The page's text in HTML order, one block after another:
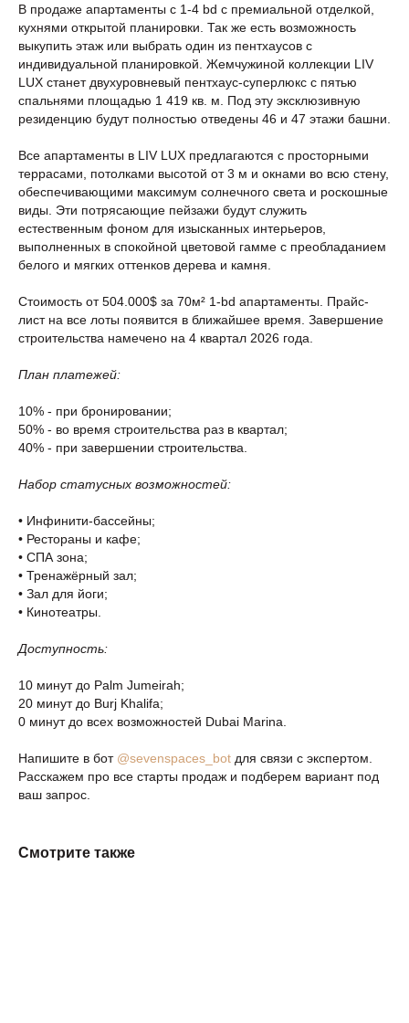
В продаже апартаменты с 1-4 bd с премиальной отделкой,
кухнями открытой планировки. Так же есть возможность
выкупить этаж или выбрать один из пентхаусов с
индивидуальной планировкой. Жемчужиной коллекции LIV
LUX станет двухуровневый пентхаус-суперлюкс с пятью
спальнями площадью 1 419 кв. м. Под эту эксклюзивную
резиденцию будут полностью отведены 46 и 47 этажи башни.
Все апартаменты в LIV LUX предлагаются с просторными
террасами, потолками высотой от 3 м и окнами во всю стену,
обеспечивающими максимум солнечного света и роскошные
виды. Эти потрясающие пейзажи будут служить
естественным фоном для изысканных интерьеров,
выполненных в спокойной цветовой гамме с преобладанием
белого и мягких оттенков дерева и камня.
Стоимость от 504.000$ за 70м² 1-bd апартаменты. Прайс-
лист на все лоты появится в ближайшее время. Завершение
строительства намечено на 4 квартал 2026 года.
План платежей:
10% - при бронировании;
50% - во время строительства раз в квартал;
40% - при завершении строительства.
Набор статусных возможностей:
• Инфинити-бассейны;
• Рестораны и кафе;
• СПА зона;
• Тренажёрный зал;
• Зал для йоги;
• Кинотеатры.
Доступность:
10 минут до Palm Jumeirah;
20 минут до Burj Khalifa;
0 минут до всех возможностей Dubai Marina.
Напишите в бот @sevenspaces_bot для связи с экспертом.
Расскажем про все старты продаж и подберем вариант под
ваш запрос.
Смотрите также